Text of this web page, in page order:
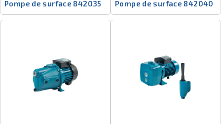
Pompe de surface 842035 Pompe de surface 842040